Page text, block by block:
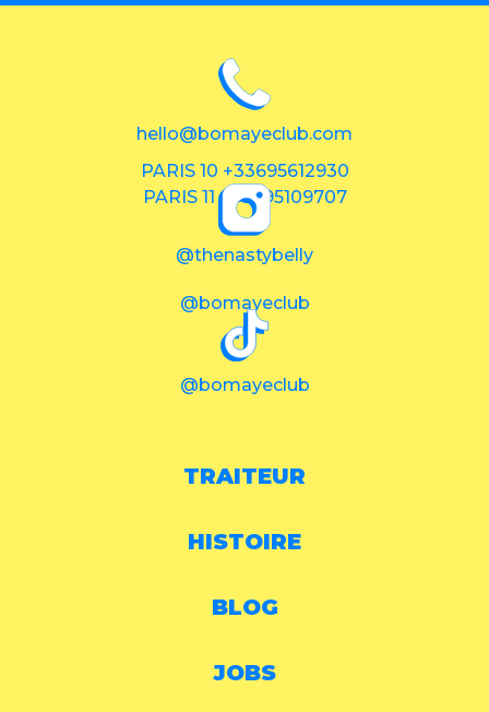
hello@bomayeclub.com
PARIS 10 +33695612930
PARIS 11 +33695109707
@thenastybelly
@bomayeclub
@bomayeclub
TRAITEUR
HISTOIRE
BLOG
JOBS